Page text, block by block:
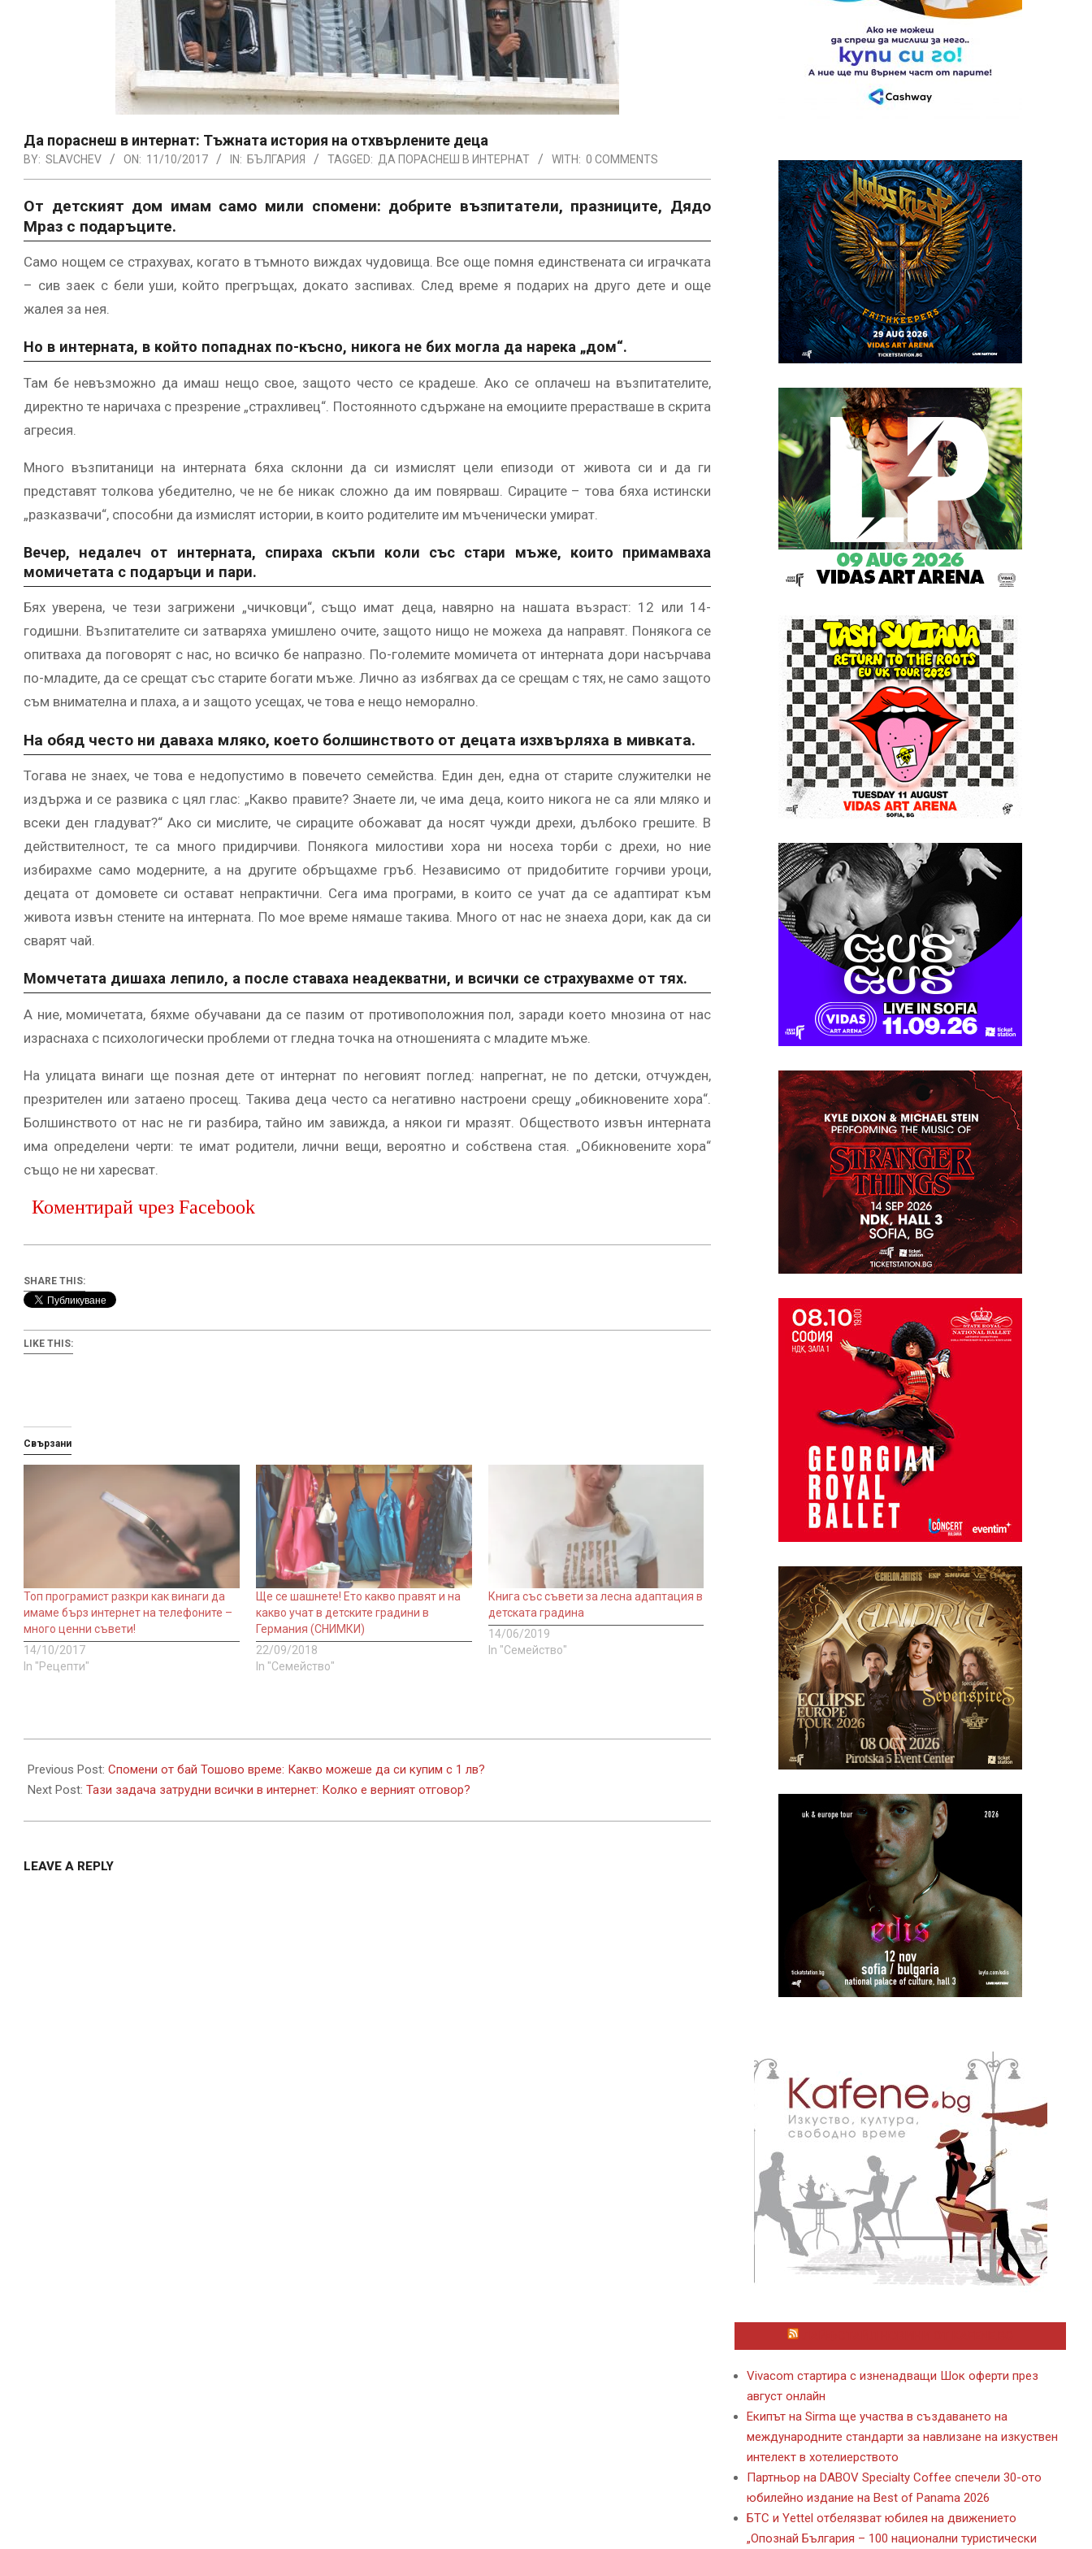
Да пораснеш в интернат: Тъжната история на отхвърлените деца
BY: SLAVCHEV ON: 11/10/2017 IN: БЪЛГАРИЯ TAGGED: ДА ПОРАСНЕШ В ИНТЕРНАТ WITH: 0 COMMENTS
От детският дом имам само мили спомени: добрите възпитатели, празниците, Дядо
Мраз с подаръците.
Само нощем се страхувах, когато в тъмното виждах чудовища. Все още помня единствената си играчката
– сив заек с бели уши, който прегръщах, докато заспивах. След време я подарих на друго дете и още
жалея за нея.
Но в интерната, в който попаднах по-късно, никога не бих могла да нарека „дом“.
Там бе невъзможно да имаш нещо свое, защото често се крадеше. Ако се оплачеш на възпитателите,
директно те наричаха с презрение „страхливец“. Постоянното сдържане на емоциите прерастваше в скрита
агресия.
Много възпитаници на интерната бяха склонни да си измислят цели епизоди от живота си и да ги
представят толкова убедително, че не бе никак сложно да им повярваш. Сираците – това бяха истински
„разказвачи“, способни да измислят истории, в които родителите им мъченически умират.
Вечер, недалеч от интерната, спираха скъпи коли със стари мъже, които примамваха
момичетата с подаръци и пари.
Бях уверена, че тези загрижени „чичковци“, също имат деца, навярно на нашата възраст: 12 или 14-
годишни. Възпитателите си затваряха умишлено очите, защото нищо не можеха да направят. Понякога се
опитваха да поговорят с нас, но всичко бе напразно. По-големите момичета от интерната дори насърчава
по-младите, да се срещат със старите богати мъже. Лично аз избягвах да се срещам с тях, не само защото
съм внимателна и плаха, а и защото усещах, че това е нещо неморално.
На обяд често ни даваха мляко, което болшинството от децата изхвърляха в мивката.
Тогава не знаех, че това е недопустимо в повечето семейства. Един ден, една от старите служителки не
издържа и се развика с цял глас: „Какво правите? Знаете ли, че има деца, които никога не са яли мляко и
всеки ден гладуват?“ Ако си мислите, че сираците обожават да носят чужди дрехи, дълбоко грешите. В
действителност, те са много придирчиви. Понякога милостиви хора ни носеха торби с дрехи, но ние
избирахме само модерните, а на другите обръщахме гръб. Независимо от придобитите горчиви уроци,
децата от домовете си остават непрактични. Сега има програми, в които се учат да се адаптират към
живота извън стените на интерната. По мое време нямаше такива. Много от нас не знаеха дори, как да си
сварят чай.
Момчетата дишаха лепило, а после ставаха неадекватни, и всички се страхувахме от тях.
А ние, момичетата, бяхме обучавани да се пазим от противоположния пол, заради което мнозина от нас
израснаха с психологически проблеми от гледна точка на отношенията с младите мъже.
На улицата винаги ще позная дете от интернат по неговият поглед: напрегнат, не по детски, отчужден,
презрителен или затаено просещ. Такива деца често са негативно настроени срещу „обикновените хора“.
Болшинството от нас не ги разбира, тайно им завижда, а някои ги мразят. Обществото извън интерната
има определени черти: те имат родители, лични вещи, вероятно и собствена стая. „Обикновените хора“
също не ни харесват.
Коментирай чрез Facebook
SHARE THIS:
LIKE THIS:
Свързани
Топ програмист разкри как винаги да
имаме бърз интернет на телефоните –
много ценни съвети!
14/10/2017
In "Рецепти"
Ще се шашнете! Ето какво правят и на
какво учат в детските градини в
Германия (СНИМКИ)
22/09/2018
In "Семейство"
Книга със съвети за лесна адаптация в
детската градина
14/06/2019
In "Семейство"
10-
11
Previous Post: Спомени от бай Тошово време: Какво можеше да си купим с 1 лв?
Next Post: Тази задача затрудни всички в интернет: Колко е верният отговор?
LEAVE A REPLY
Vivacom стартира с изненадващи Шок оферти през
август онлайн
Екипът на Sirma ще участва в създаването на
международните стандарти за навлизане на изкуствен
интелект в хотелиерството
Партньор на DABOV Specialty Coffee спечели 30-ото
юбилейно издание на Best of Panama 2026
БТС и Yettel отбелязват юбилея на движението
„Опознай България – 100 национални туристически